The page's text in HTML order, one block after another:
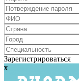
Зарегистрироваться
x
x